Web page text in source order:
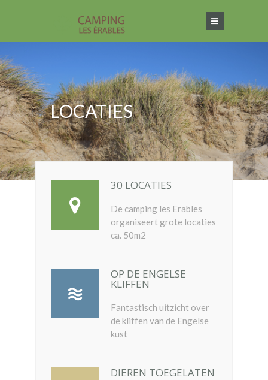
LOCATIES
30 LOCATIES
De camping les Erables
organiseert grote locaties
ca. 50m2
OP DE ENGELSE
KLIFFEN
Fantastisch uitzicht over
de kliffen van de Engelse
kust
DIEREN TOEGELATEN